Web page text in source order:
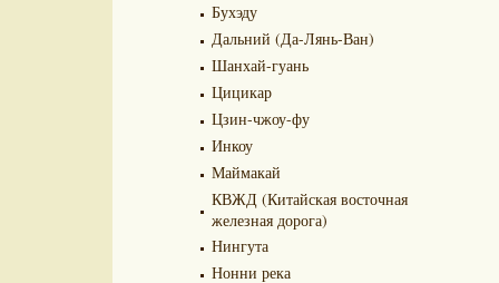
Бухэду
Дальний (Да-Лянь-Ван)
Шанхай-гуань
Цицикар
Цзин-чжоу-фу
Инкоу
Маймакай
КВЖД (Китайская восточная
железная дорога)
Нингута
Нонни река